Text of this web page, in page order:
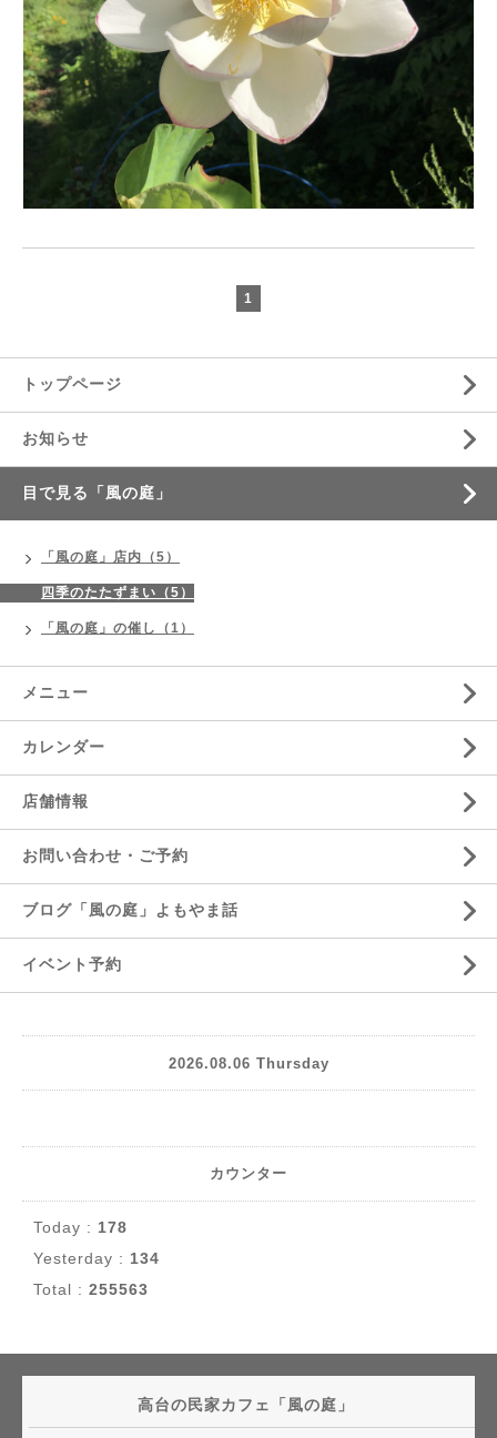
1
トップページ
お知らせ
目で見る「風の庭」
「風の庭」店内（5）
四季のたたずまい（5）
「風の庭」の催し（1）
メニュー
カレンダー
店舗情報
お問い合わせ・ご予約
ブログ「風の庭」よもやま話
イベント予約
2026.08.06 Thursday
カウンター
Today : 178
Yesterday : 134
Total : 255563
高台の民家カフェ「風の庭」